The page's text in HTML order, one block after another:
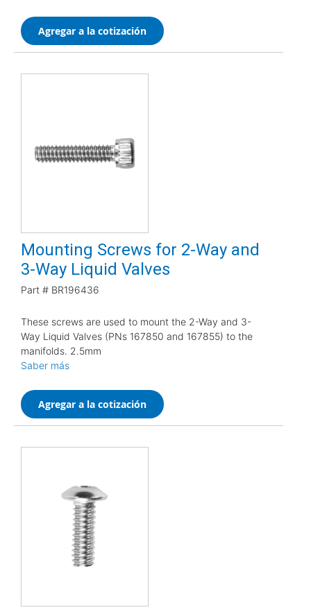
Agregar a la cotización
Mounting Screws for 2-Way and
3-Way Liquid Valves
Part # BR196436
These screws are used to mount the 2-Way and 3-
Way Liquid Valves (PNs 167850 and 167855) to the
manifolds. 2.5mm
Saber más
Agregar a la cotización